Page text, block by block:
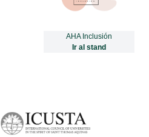
AHA Inclusión
Ir al stand